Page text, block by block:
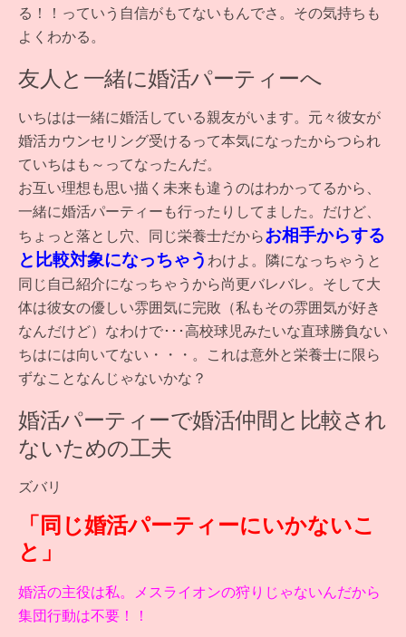
る！！っていう自信がもてないもんでさ。その気持ちも
よくわかる。
友人と一緒に婚活パーティーへ
いちはは一緒に婚活している親友がいます。元々彼女が
婚活カウンセリング受けるって本気になったからつられ
ていちはも～ってなったんだ。
お互い理想も思い描く未来も違うのはわかってるから、
一緒に婚活パーティーも行ったりしてました。だけど、
ちょっと落とし穴、同じ栄養士だからお相手からする
と比較対象になっちゃうわけよ。隣になっちゃうと
同じ自己紹介になっちゃうから尚更バレバレ。そして大
体は彼女の優しい雰囲気に完敗（私もその雰囲気が好き
なんだけど）なわけで･･･高校球児みたいな直球勝負ない
ちはには向いてない・・・。これは意外と栄養士に限ら
ずなことなんじゃないかな？
婚活パーティーで婚活仲間と比較され
ないための工夫
ズバリ
「同じ婚活パーティーにいかないこ
と」
婚活の主役は私。メスライオンの狩りじゃないんだから
集団行動は不要！！